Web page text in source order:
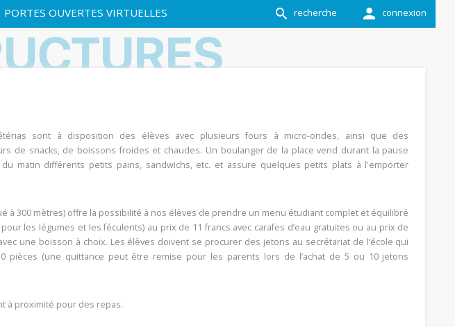
recherche connexion
PORTES OUVERTES VIRTUELLES
sont à disposition des élèves avec plusieurs fours à micro-ondes, ainsi que des
de snacks, de boissons froides et chaudes. Un boulanger de la place vend durant la pause
du matin différents petits pains, sandwichs, etc. et assure quelques petits plats à l'emporter
à 300 mètres) offre la possibilité à nos élèves de prendre un menu étudiant complet et équilibré
les légumes et les féculents) au prix de 11 francs avec carafes d’eau gratuites ou au prix de
une boisson à choix. Les élèves doivent se procurer des jetons au secrétariat de l’école qui
pièces (une quittance peut être remise pour les parents lors de l’achat de 5 ou 10 jetons
à proximité pour des repas.